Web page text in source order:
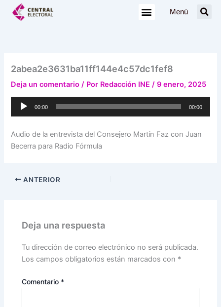
Menú
2abea2e3631ba11ff144e4c57dc1fef8
Deja un comentario / Por Redacción INE/9 enero, 2025
Reproductor
00:00 00:00
Audio de la entrevista del Consejero Martín Faz con Juan
Becerra para Radio Fórmula
ANTERIOR
Deja una respuesta
Tu dirección de correo electrónico no será publicada.
Los campos obligatorios están marcados con *
Comentario *